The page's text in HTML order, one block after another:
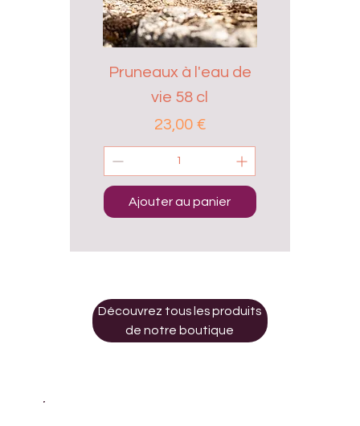
Pruneaux à l'eau de
vie 58 cl
Prix
23,00 €
Ajouter au panier
Découvrez tous les produits
de notre boutique